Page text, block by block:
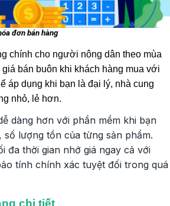
đơn bán hàng
chính cho người nông dân theo mùa
bán buôn khi khách hàng mua với
áp dụng khi bạn là đại lý, nhà cung
nhỏ, lẻ hơn.
dàng hơn với phần mềm khi bạn
lượng tồn của từng sản phẩm.
đa thời gian nhớ giá ngay cả với
tính chính xác tuyệt đối trong quá
chi tiết